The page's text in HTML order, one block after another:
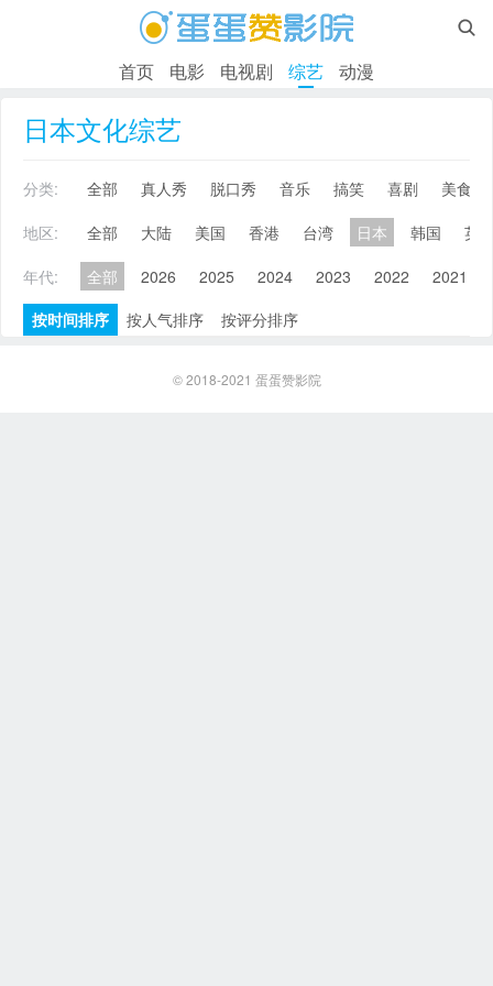

首页 电影 电视剧 综艺 动漫
日本文化综艺
分类: 全部 真人秀 脱口秀 音乐 搞笑 喜剧
美食
地区:
全部 大陆 美国 香港 台湾 日本 韩国
英
年代:
全部 2026 2025 2024 2023 2022 2021
按时间排序
按人气排序 按评分排序
© 2018-2021 蛋蛋赞影院